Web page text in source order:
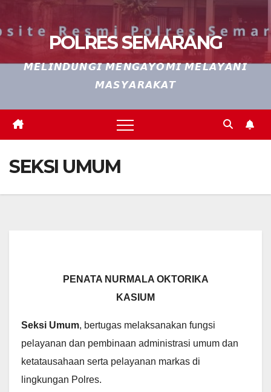
POLRES SEMARANG
𝙈𝙀𝙇𝙄𝙉𝘿𝙐𝙉𝙂𝙄 𝙈𝙀𝙉𝙂𝘼𝙔𝙊𝙈𝙄 𝙈𝙀𝙇𝘼𝙔𝘼𝙉𝙄
𝙈𝘼𝙎𝙔𝘼𝙍𝘼𝙆𝘼𝙏
SEKSI UMUM
PENATA NURMALA OKTORIKA
KASIUM
Seksi Umum, bertugas melaksanakan fungsi
pelayanan dan pembinaan administrasi umum dan
ketatausahaan serta pelayanan markas di
lingkungan Polres.